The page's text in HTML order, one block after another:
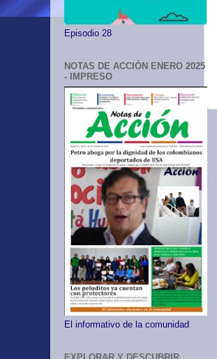
Episodio 28
NOTAS DE ACCIÓN ENERO 2025
- IMPRESO
El informativo de la comunidad